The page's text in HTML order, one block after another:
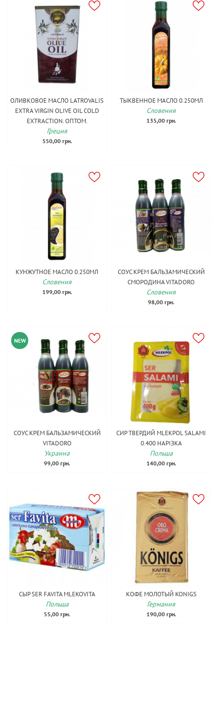
ОЛИВКОВОЕ МАСЛО LATROVALIS
EXTRA VIRGIN OLIVE OIL COLD
EXTRAСTION. ОПТОМ.
Греция
550,00 грн.
ТЫКВЕННОЕ МАСЛО 0.250МЛ
Словения
135,00 грн.
КУНЖУТНОЕ МАСЛО 0.250МЛ
Словения
199,00 грн.
СОУС КРЕМ БАЛЬЗАМИЧЕСКИЙ
СМОРОДИНА VITADORO
Словения
98,00 грн.
NEW
СОУС КРЕМ БАЛЬЗАМИЧЕСКИЙ
VITADORO
Украина
99,00 грн.
СИР ТВЕРДИЙ MLEKPOL SALAMI
0.400 НАРІЗКА
Польша
140,00 грн.
СЫР SER FAVITA MLEKOVITA
Польша
55,00 грн.
КОФЕ МОЛОТЫЙ KONIGS
Германия
190,00 грн.